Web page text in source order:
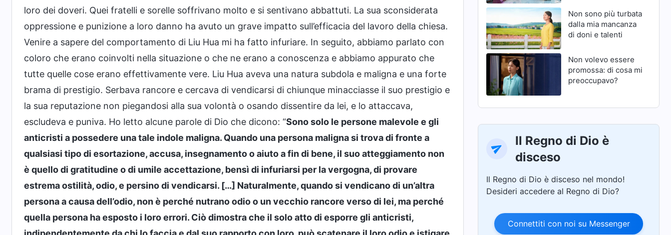
loro dei doveri. Quei fratelli e sorelle soffrivano molto e si sentivano abbattuti. La sua sconsiderata
oppressione e punizione a loro danno ha avuto un grave impatto sull’efficacia del lavoro della chiesa.
Venire a sapere del comportamento di Liu Hua mi ha fatto infuriare. In seguito, abbiamo parlato con
coloro che erano coinvolti nella situazione o che ne erano a conoscenza e abbiamo appurato che
tutte quelle cose erano effettivamente vere. Liu Hua aveva una natura subdola e maligna e una forte
brama di prestigio. Serbava rancore e cercava di vendicarsi di chiunque minacciasse il suo prestigio e
la sua reputazione non piegandosi alla sua volontà o osando dissentire da lei, e lo attaccava,
escludeva e puniva. Ho letto alcune parole di Dio che dicono: “Sono solo le persone malevole e gli
anticristi a possedere una tale indole maligna. Quando una persona maligna si trova di fronte a
qualsiasi tipo di esortazione, accusa, insegnamento o aiuto a fin di bene, il suo atteggiamento non
è quello di gratitudine o di umile accettazione, bensì di infuriarsi per la vergogna, di provare
estrema ostilità, odio, e persino di vendicarsi. […] Naturalmente, quando si vendicano di un’altra
persona a causa dell’odio, non è perché nutrano odio o un vecchio rancore verso di lei, ma perché
quella persona ha esposto i loro errori. Ciò dimostra che il solo atto di esporre gli anticristi,
Non sono più turbata
dalla mia mancanza
di doni e talenti
Non volevo essere
promossa: di cosa mi
preoccupavo?
Il Regno di Dio è
disceso
Il Regno di Dio è disceso nel mondo!
Desideri accedere al Regno di Dio?
Connettiti con noi su Messenger